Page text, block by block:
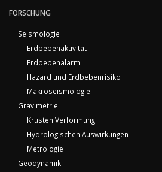
FORSCHUNG
Seismologie
Erdbebenaktivität
Erdbebenalarm
Hazard und Erdbebenrisiko
Makroseismologie
Gravimetrie
Krusten Verformung
Hydrologischen Auswirkungen
Metrologie
Geodynamik